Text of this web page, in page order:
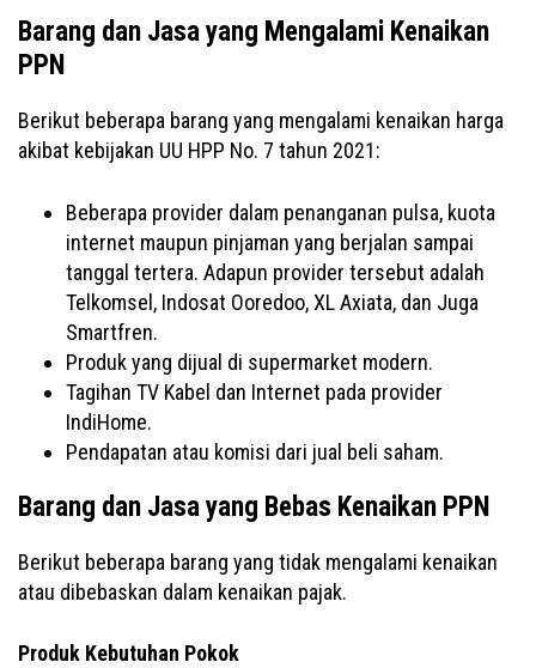
Barang dan Jasa yang Mengalami Kenaikan
PPN
Berikut beberapa barang yang mengalami kenaikan harga
akibat kebijakan UU HPP No. 7 tahun 2021:
Beberapa provider dalam penanganan pulsa, kuota
internet maupun pinjaman yang berjalan sampai
tanggal tertera. Adapun provider tersebut adalah
Telkomsel, Indosat Ooredoo, XL Axiata, dan Juga
Smartfren.
Produk yang dijual di supermarket modern.
Tagihan TV Kabel dan Internet pada provider
IndiHome.
Pendapatan atau komisi dari jual beli saham.
Barang dan Jasa yang Bebas Kenaikan PPN
Berikut beberapa barang yang tidak mengalami kenaikan
atau dibebaskan dalam kenaikan pajak.
Produk Kebutuhan Pokok